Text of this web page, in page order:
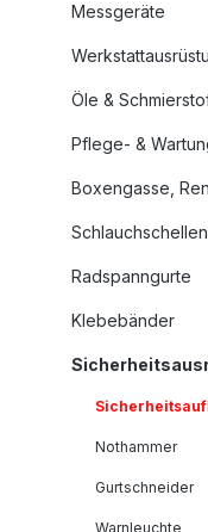
Messgeräte
Öle &
Pflege- &
Boxengasse,
Schlauchschellen
Radspanngurte
Klebebänder
Nothammer
Gurtschneider
Warnleuchte